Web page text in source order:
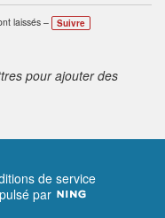
laissés – Suivre
pour ajouter des
de service
par